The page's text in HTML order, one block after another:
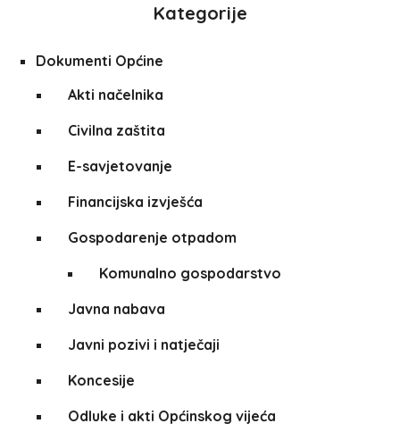
Kategorije
Dokumenti Općine
Akti načelnika
Civilna zaštita
E-savjetovanje
Financijska izvješća
Gospodarenje otpadom
Komunalno gospodarstvo
Javna nabava
Javni pozivi i natječaji
Koncesije
Odluke i akti Općinskog vijeća